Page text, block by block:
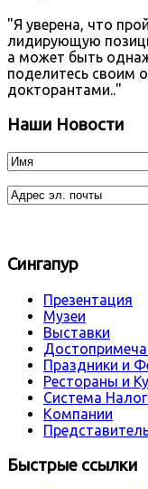
"Я уверена, что
лидирующую
а может быть
поделитесь своим
докторантами.."
Наши Новости
Сингапур
Презентация
Музеи
Выставки
Праздники и
Рестораны и
Система
Компании
Быстрые ссылки